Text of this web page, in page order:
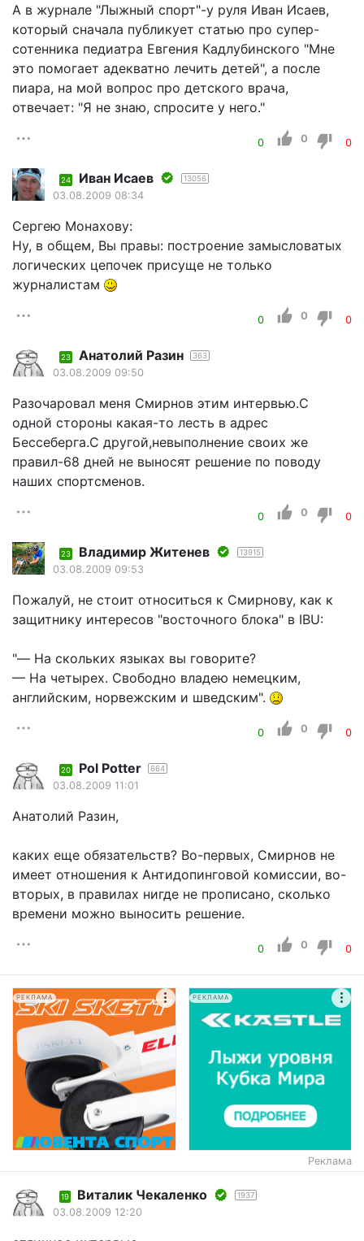
А в журнале "Лыжный спорт"-у руля Иван Исаев,
который сначала публикует статью про супер-
сотенника педиатра Евгения Кадлубинского "Мне
это помогает адекватно лечить детей", а после
пиара, на мой вопрос про детского врача,
отвечает: "Я не знаю, спросите у него."
0 0 0
24 Иван Исаев 13056
03.08.2009 08:34
Сергею Монахову:
Ну, в общем, Вы правы: построение замысловатых
логических цепочек присуще не только
журналистам
0 0 0
23 Анатолий Разин 363
03.08.2009 09:50
Разочаровал меня Смирнов этим интервью.С
одной стороны какая-то лесть в адрес
Бессеберга.С другой,невыполнение своих же
правил-68 дней не выносят решение по поводу
наших спортсменов.
0 0 0
23 Владимир Житенев 13915
03.08.2009 09:53
Пожалуй, не стоит относиться к Смирнову, как к
защитнику интересов "восточного блока" в IBU:
"— На скольких языках вы говорите?
— На четырех. Свободно владею немецким,
английским, норвежским и шведским".
0 0 0
20 Pol Potter 664
03.08.2009 11:01
Анатолий Разин,
каких еще обязательств? Во-первых, Смирнов не
имеет отношения к Антидопинговой комиссии, во-
вторых, в правилах нигде не прописано, сколько
времени можно выносить решение.
0 0 0
РЕКЛАМА РЕКЛАМА
Реклама
19 Виталик Чекаленко 1937
03.08.2009 12:20